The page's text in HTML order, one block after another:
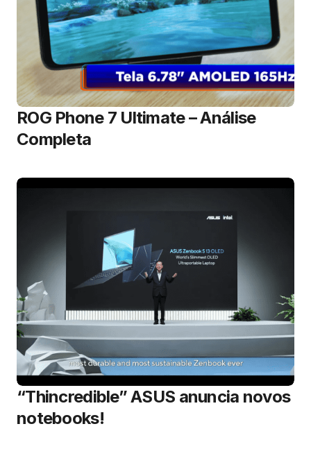
ROG Phone 7 Ultimate – Análise
Completa
“Thincredible” ASUS anuncia novos
notebooks!